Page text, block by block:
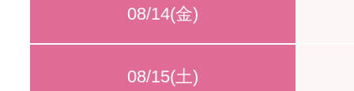
08/14(金)
08/15(土)